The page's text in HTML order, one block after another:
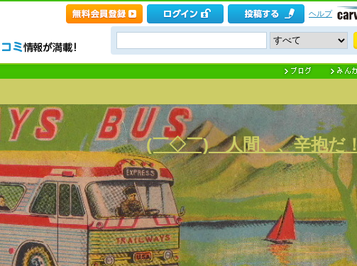
ヘルプ
(￣◇￣) 人間、、辛抱だ！